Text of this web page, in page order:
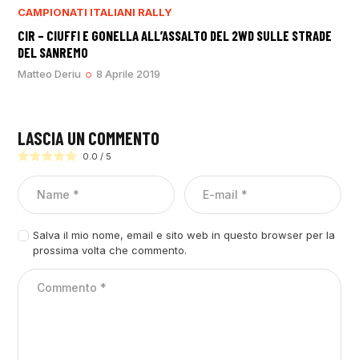
CAMPIONATI ITALIANI RALLY
CIR – CIUFFI E GONELLA ALL’ASSALTO DEL 2WD SULLE STRADE
DEL SANREMO
Matteo Deriu 8 Aprile 2019
LASCIA UN COMMENTO
0.0 / 5
Salva il mio nome, email e sito web in questo browser per la
prossima volta che commento.